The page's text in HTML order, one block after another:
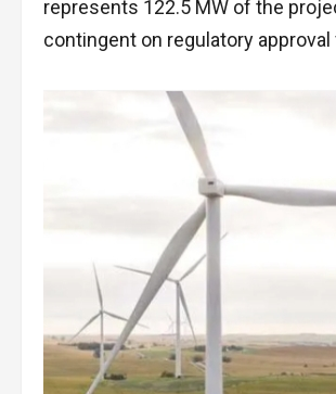
represents 122.5 MW of the
contingent on regulatory